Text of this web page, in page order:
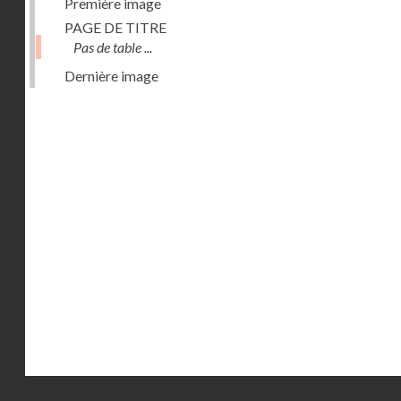
PAGE DE TITRE
Pas de table ...
Dernière image